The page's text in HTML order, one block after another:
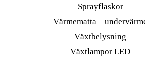
Sprayflaskor
Värmematta –
Växtbelysning
Växtlampor LED